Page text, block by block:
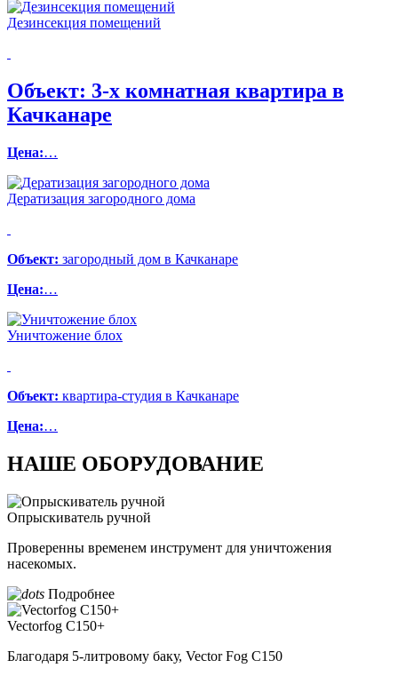
Дезинсекция помещений
Объект: 3-х комнатная квартира в
Качканаре
Цена:…
Дератизация загородного дома
Объект: загородный дом в Качканаре
Цена:…
Уничтожение блох
Объект: квартира-студия в Качканаре
Цена:…
НАШЕ ОБОРУДОВАНИЕ
Опрыскиватель ручной
Проверенны временем инструмент для уничтожения
насекомых.
Подробнее
Vectorfog С150+
Благодаря 5-литровому баку, Vector Fog C150